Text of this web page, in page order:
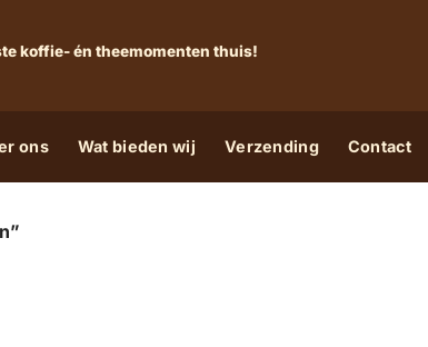
koffie- én theemomenten thuis!
ons Wat bieden wij Verzending Contact